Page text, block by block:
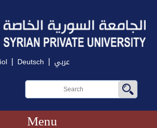
| Deutsch | عربي
Menu